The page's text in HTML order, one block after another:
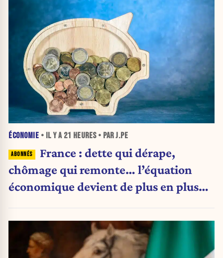
ÉCONOMIE • IL Y A 21 HEURES• PAR J.PE
France : dette qui dérape,
chômage qui remonte… l’équation
économique devient de plus en plus